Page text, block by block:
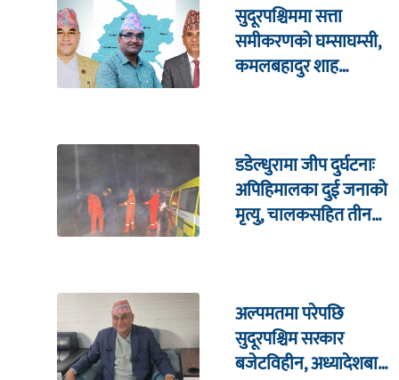
सुदूरपश्चिममा सत्ता
समीकरणको घम्साघम्सी,
कमलबहादुर शाह
डडेल्धुरामा जीप दुर्घटनाः
अपिहिमालका दुई जनाको
मृत्यु, चालकसहित तीन
अल्पमतमा परेपछि
सुदूरपश्चिम सरकार
बजेटविहीन, अध्यादेशबाट